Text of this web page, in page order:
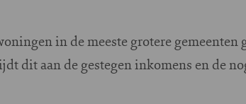
in de meeste grotere gemeenten
dit aan de gestegen inkomens en de